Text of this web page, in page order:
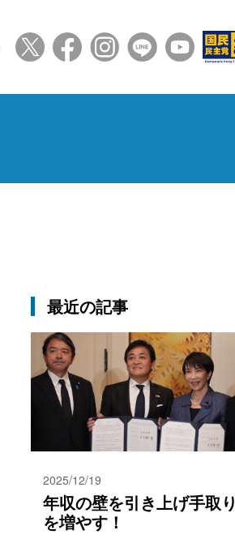
最近の記事
2025/12/19
年収の壁を引き上げ手取り
を増やす！